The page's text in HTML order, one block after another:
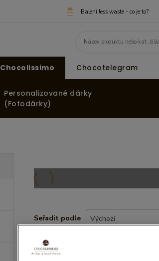
Balení less waste - co je to?
Chocolissimo Chocotelegram
Personalizované dárky
(Fotodárky)
Seřadit podle Výchozí